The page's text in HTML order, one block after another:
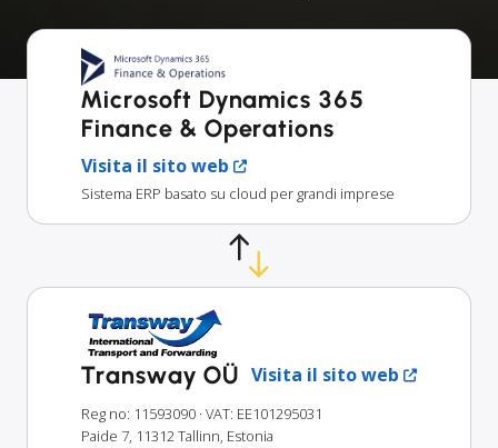
Microsoft Dynamics 365
Finance & Operations
Visita il sito web
Sistema ERP basato su cloud per grandi imprese
Transway OÜ Visita il sito web
Reg no: 11593090 · VAT: EE101295031
Paide 7, 11312 Tallinn, Estonia